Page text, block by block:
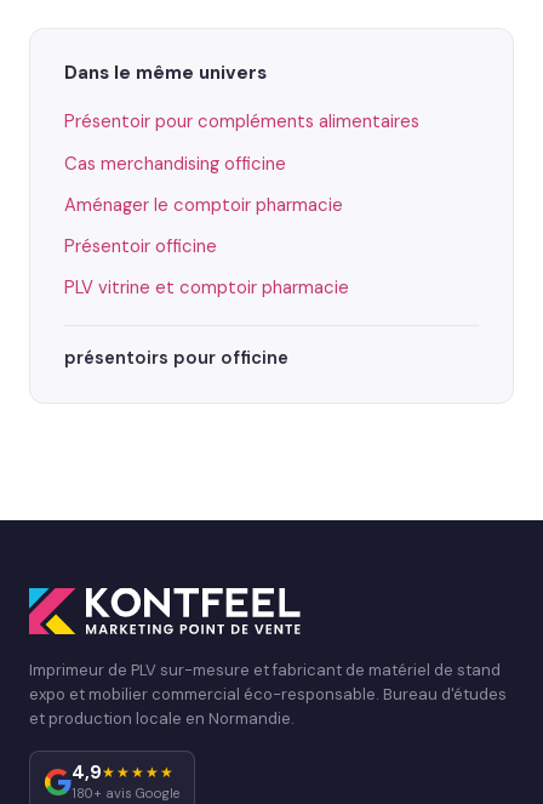
Dans le même univers
Présentoir pour compléments alimentaires
Cas merchandising officine
Aménager le comptoir pharmacie
Présentoir officine
PLV vitrine et comptoir pharmacie
présentoirs pour officine
Imprimeur de PLV sur-mesure et fabricant de matériel de stand
expo et mobilier commercial éco-responsable. Bureau d'études
et production locale en Normandie.
4,9★★★★★
180+ avis Google